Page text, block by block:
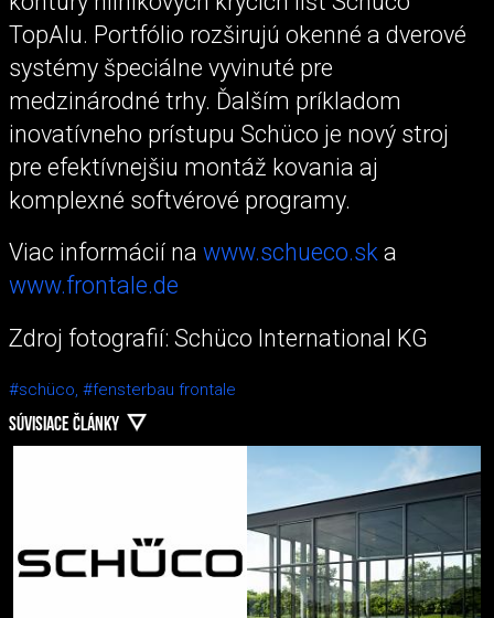
TopAlu. Portfólio rozširujú okenné a dverové
systémy špeciálne vyvinuté pre
medzinárodné trhy. Ďalším príkladom
inovatívneho prístupu Schüco je nový stroj
pre efektívnejšiu montáž kovania aj
komplexné softvérové ​​programy.
Viac informácií na www.schueco.sk a
www.frontale.de
Zdroj fotografií: Schüco International KG
#schüco, #fensterbau frontale
SÚVISIACE ČLÁNKY